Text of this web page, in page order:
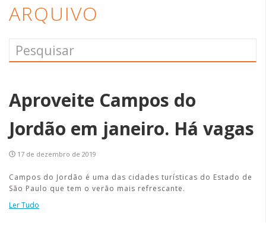
ARQUIVO
Aproveite Campos do
Jordão em janeiro. Há vagas
17 de dezembro de 2019
Campos do Jordão é uma das cidades turísticas do Estado de
São Paulo que tem o verão mais refrescante.
Ler Tudo